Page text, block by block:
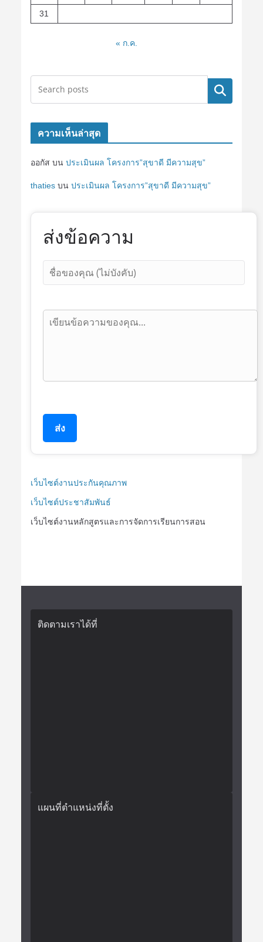
31
« ก.ค.
ค้นหา
ความเห็นล่าสุด
ออกัส บน ประเมินผล โครงการ”สุขาดี มีความสุข”
thatiesบน ประเมินผล โครงการ”สุขาดี มีความสุข”
ส่งข้อความ
ส่ง
เว็บไซต์งานประกันคุณภาพ
เว็บไซต์ประชาสัมพันธ์
เว็บไซต์งานหลักสูตรและการจัดการเรียนการสอน
ติดตามเราได้ที่
แผนที่ตำแหน่งที่ตั้ง